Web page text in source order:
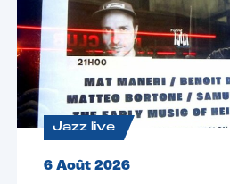
Jazz live
6 Août 2026